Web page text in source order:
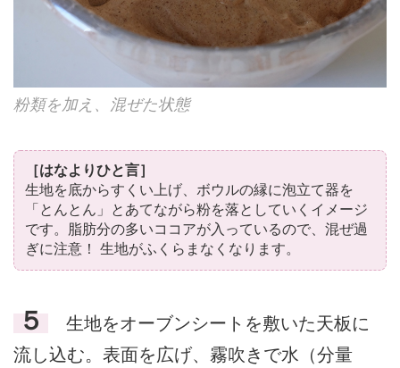
粉類を加え、混ぜた状態
［はなよりひと言］
生地を底からすくい上げ、ボウルの縁に泡立て器を
「とんとん」とあてながら粉を落としていくイメージ
です。脂肪分の多いココアが入っているので、混ぜ過
ぎに注意！ 生地がふくらまなくなります。
５
生地をオーブンシートを敷いた天板に
流し込む。表面を広げ、霧吹きで水（分量